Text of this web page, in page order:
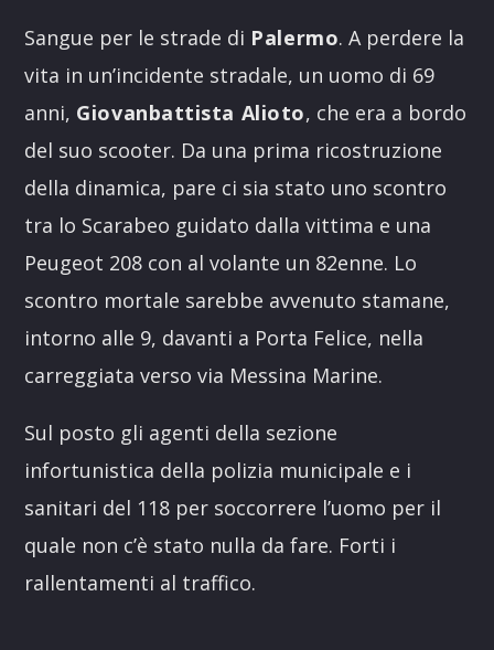
Sangue per le strade di Palermo. A perdere la
vita in un’incidente stradale, un uomo di 69
anni, Giovanbattista Alioto, che era a bordo
del suo scooter. Da una prima ricostruzione
della dinamica, pare ci sia stato uno scontro
tra lo Scarabeo guidato dalla vittima e una
Peugeot 208 con al volante un 82enne. Lo
scontro mortale sarebbe avvenuto stamane,
intorno alle 9, davanti a Porta Felice, nella
carreggiata verso via Messina Marine.
Sul posto gli agenti della sezione
infortunistica della polizia municipale e i
sanitari del 118 per soccorrere l’uomo per il
quale non c’è stato nulla da fare. Forti i
rallentamenti al traffico.